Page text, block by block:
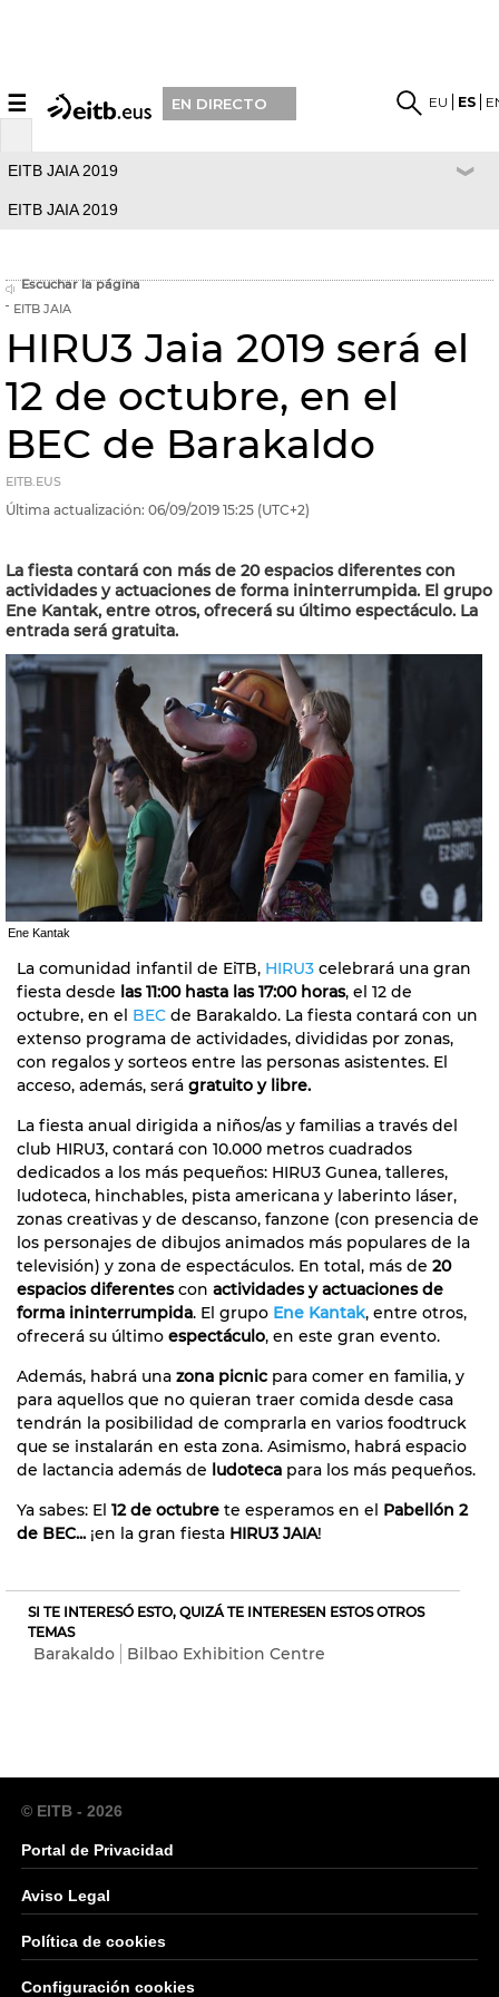
☰ EN DIRECTO EU ES
EITB JAIA 2019
EITB JAIA 2019
Escuchar la página
EITB JAIA
HIRU3 Jaia 2019 será el
12 de octubre, en el
BEC de Barakaldo
EITB.EUS
Última actualización: 06/09/2019 15:25 (UTC+2)
La fiesta contará con más de 20 espacios diferentes con
actividades y actuaciones de forma ininterrumpida. El grupo
Ene Kantak, entre otros, ofrecerá su último espectáculo. La
entrada será gratuita.
Ene Kantak
La comunidad infantil de EiTB, HIRU3 celebrará una gran
fiesta desde las 11:00 hasta las 17:00 horas, el 12 de
octubre, en el BEC de Barakaldo. La fiesta contará con un
extenso programa de actividades, divididas por zonas,
con regalos y sorteos entre las personas asistentes. El
acceso, además, será gratuito y libre.
La fiesta anual dirigida a niños/as y familias a través del
club HIRU3, contará con 10.000 metros cuadrados
dedicados a los más pequeños: HIRU3 Gunea, talleres,
ludoteca, hinchables, pista americana y laberinto láser,
zonas creativas y de descanso, fanzone (con presencia de
los personajes de dibujos animados más populares de la
televisión) y zona de espectáculos. En total, más de 20
espacios diferentescon actividades y actuaciones de
forma ininterrumpida. El grupo Ene Kantak, entre otros,
ofrecerá su último espectáculo, en este gran evento.
Además, habrá una zona picnic para comer en familia, y
para aquellos que no quieran traer comida desde casa
tendrán la posibilidad de comprarla en varios foodtruck
que se instalarán en esta zona. Asimismo, habrá espacio
de lactancia además de ludoteca para los más pequeños.
Ya sabes: El 12 de octubre te esperamos en el Pabellón 2
de BEC... ¡en la gran fiesta HIRU3 JAIA!
SI TE INTERESÓ ESTO, QUIZÁ TE INTERESEN ESTOS OTROS
TEMAS
Barakaldo Bilbao Exhibition Centre
© EITB - 2026
Portal de Privacidad
Aviso Legal
Política de cookies
Configuración cookies